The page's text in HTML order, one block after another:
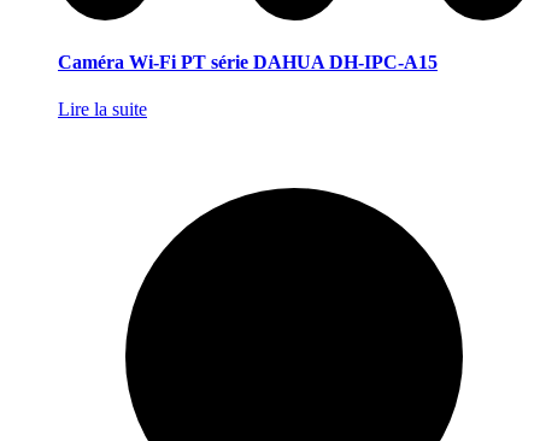
Caméra Wi-Fi PT série DAHUA DH-IPC-A15
Lire la suite